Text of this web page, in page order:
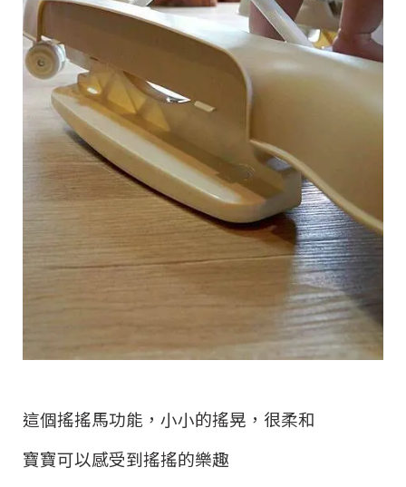
這個搖搖馬功能，小小的搖晃，很柔和
寶寶可以感受到搖搖的樂趣